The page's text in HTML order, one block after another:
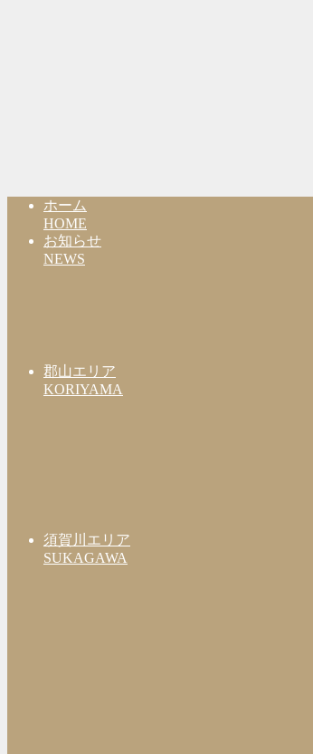
ホーム
HOME
お知らせ
NEWS
郡山エリア
KORIYAMA
須賀川エリア
SUKAGAWA